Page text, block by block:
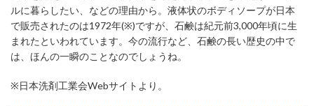
ルに暮らしたい、などの理由から。液体状のボディソープが日本
で販売されたのは1972年(※)ですが、石鹸は紀元前3,000年頃に生
まれたといわれています。今の流行など、石鹸の長い歴史の中で
は、ほんの一瞬のことなのでしょうね。
※日本洗剤工業会Webサイトより。